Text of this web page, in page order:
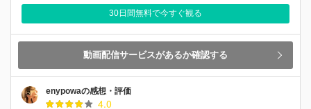
30日間無料で今すぐ観る
動画配信サービスがあるか確認する
enypowaの感想・評価
4.0